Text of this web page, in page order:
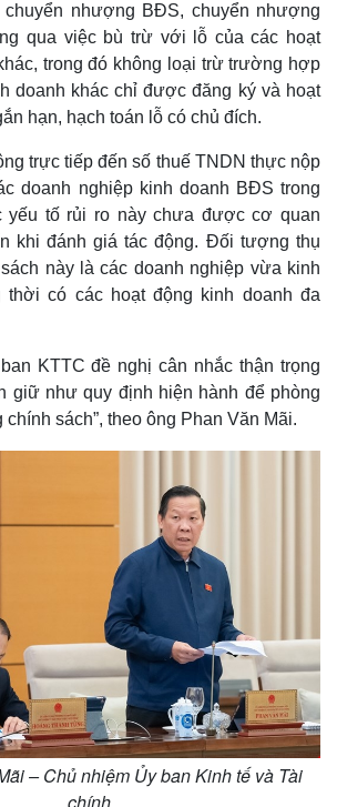
Chứng khoán
Giá cà phê
chuyển nhượng BĐS, chuyển nhượng
qua việc bù trừ với lỗ của các hoạt
trong đó không loại trừ trường hợp
doanh khác chỉ được đăng ký và hoạt
hạn, hạch toán lỗ có chủ đích.
trực tiếp đến số thuế TNDN thực nộp
doanh nghiệp kinh doanh BĐS trong
yếu tố rủi ro này chưa được cơ quan
khi đánh giá tác động. Đối tượng thụ
này là các doanh nghiệp vừa kinh
thời có các hoạt động kinh doanh đa
KTTC đề nghị cân nhắc thận trọng
giữ như quy định hiện hành để phòng
sách”, theo ông Phan Văn Mãi.
– Chủ nhiệm Ủy ban Kinh tế và Tài
chính